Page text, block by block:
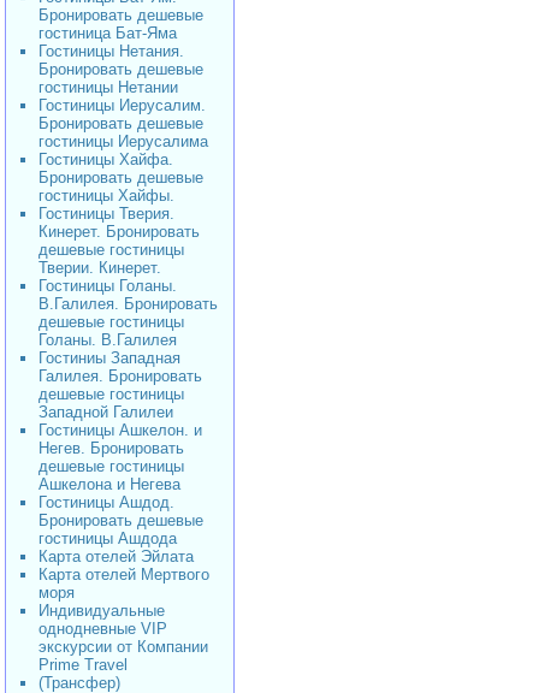
Бронировать дешевые
гостиница Бат-Яма
Гостиницы Нетания.
Бронировать дешевые
гостиницы Нетании
Гостиницы Иерусалим.
Бронировать дешевые
гостиницы Иерусалима
Гостиницы Хайфа.
Бронировать дешевые
гостиницы Хайфы.
Гостиницы Тверия.
Кинерет. Бронировать
дешевые гостиницы
Тверии. Кинерет.
Гостиницы Голаны.
В.Галилея. Бронировать
дешевые гостиницы
Голаны. В.Галилея
Гостиниы Западная
Галилея. Бронировать
дешевые гостиницы
Западной Галилеи
Гостиницы Ашкелон. и
Негев. Бронировать
дешевые гостиницы
Ашкелона и Негева
Гостиницы Ашдод.
Бронировать дешевые
гостиницы Ашдода
Карта отелей Эйлата
Карта отелей Мертвого
моря
Индивидуальные
однодневные VIP
экскурсии от Компании
Prime Travel
(Трансфер)